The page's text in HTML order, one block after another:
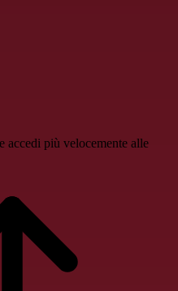
accedi più velocemente alle